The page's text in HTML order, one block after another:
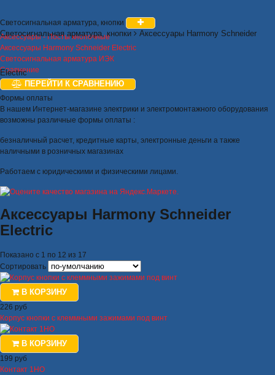
Светосигнальная арматура, кнопки Аксессуары Harmony Schneider
Electric
Светосигнальная арматура, кнопки
Аксессуары - Посты кнопочные
Аксессуары Harmony Schneider Electric
Светосигнальная арматура ИЭК
Сравнение
ПЕРЕЙТИ К СРАВНЕНИЮ
Формы оплаты
В нашем Интернет-магазине электрики и электромонтажного оборудования
возможны различные формы оплаты :
безналичный расчет, кредитные карты, электронные деньги а также
наличными в розничных магазинах
Работаем с юридическими и физическими лицами.
Аксессуары Harmony Schneider
Electric
Показано с 1 по 12 из 17
Сортировать
В КОРЗИНУ
226 руб
Корпус кнопки с клеммными зажимами под винт
В КОРЗИНУ
199 руб
Контакт 1НО